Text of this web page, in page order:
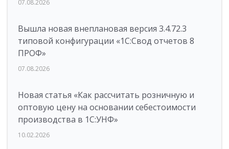
07.08.2026
Вышла новая внеплановая версия 3.4.72.3
типовой конфигурации «1C:Свод отчетов 8
ПРОФ»
07.08.2026
Новая статья «Как рассчитать розничную и
оптовую цену на основании себестоимости
производства в 1С:УНФ»
10.02.2026